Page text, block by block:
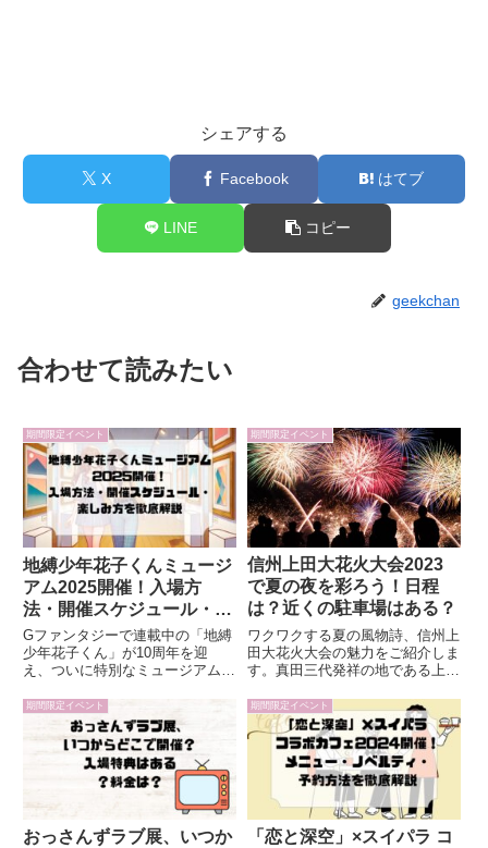
シェアする
X Facebook はてブ
LINE コピー
geekchan
合わせて読みたい
期間限定イベント
地縛少年花子くんミュージ
アム2025開催！入場方
法・開催スケジュール・楽
しみ方を徹底解説
Gファンタジーで連載中の「地縛
少年花子くん」が10周年を迎
え、ついに特別なミュージアムイ
行われるこのミュージアムでは、
貴重なイラスト展示やフォトスポ
ット、ここでしか手に入らない限
定グッズなど、ファンにはたまら
期間限定イベント
信州上田大花火大会2023
で夏の夜を彩ろう！日程
は？近くの駐車場はある？
ワクワクする夏の風物詩、信州上
田大花火大会の魅力をご紹介しま
す。真田三代発祥の地である上田
千曲川の河川敷から打ち上げられ
る一万発以上の花火が夜空を照ら
し、夏の夜を彩ります。華やかな
光と迫力ある打ち上げに感動しな
がら、屋台グルメや縁日の楽しみ
も味わえます。一夏の思い出を作
りたい方におすすめのイベントで
す。
期間限定イベント
おっさんずラブ展、いつか
期間限定イベント
「恋と深空」×スイパラ コ